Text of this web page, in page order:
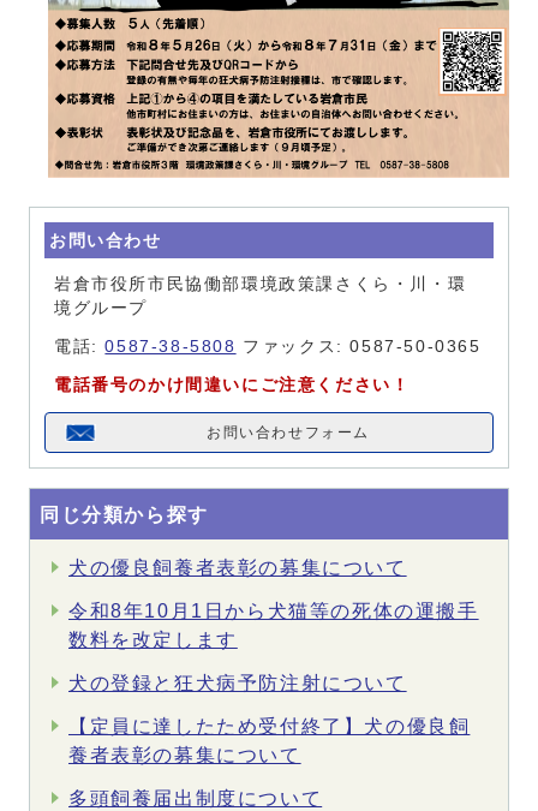
お問い合わせ
岩倉市役所市民協働部環境政策課さくら・川・環
境グループ
電話:0587-38-5808 ファックス: 0587-50-0365
電話番号のかけ間違いにご注意ください！
お問い合わせフォーム
同じ分類から探す
犬の優良飼養者表彰の募集について
令和8年10月1日から犬猫等の死体の運搬手
数料を改定します
犬の登録と狂犬病予防注射について
【定員に達したため受付終了】犬の優良飼
養者表彰の募集について
多頭飼養届出制度について